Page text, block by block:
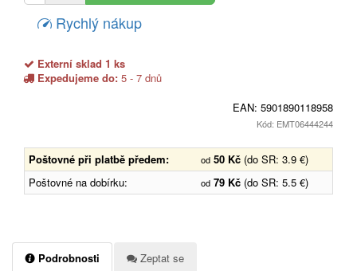
Rychlý nákup
Externí sklad 1 ks
Expedujeme do: 5 - 7 dnů
EAN: 5901890118958
Kód: EMT06444244
Poštovné při platbě předem: od 50 Kč (do SR: 3.9 €)
Poštovné na dobírku:
od 79 Kč (do SR: 5.5 €)
Podrobnosti Zeptat se